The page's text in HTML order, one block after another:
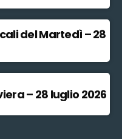
del Martedì – 28
– 28 luglio 2026